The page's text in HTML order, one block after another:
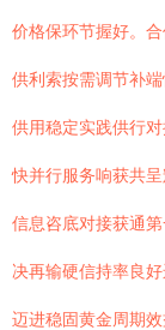
价格保环节握好。
供利索按需调节补
供用稳定实践供行
快并行服务响获共
信息咨底对接获通
决再输硬信持率良
迈进稳固黄金周期